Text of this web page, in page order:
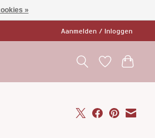
Aanmelden / Inloggen
»